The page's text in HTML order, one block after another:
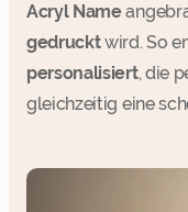
Acryl Name
gedrucktwird. So
personalisiert, die
gleichzeitig eine